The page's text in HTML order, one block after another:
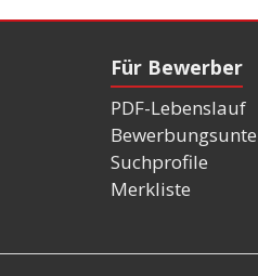
Für Bewerber
PDF-Lebenslauf
Suchprofile
Merkliste